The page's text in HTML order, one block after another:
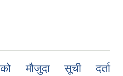
मौजुदा सूची दर्ता